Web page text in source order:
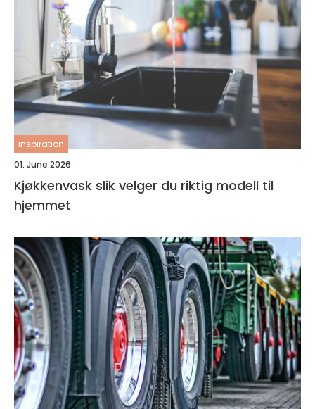
inspiration
01. June 2026
Kjøkkenvask slik velger du riktig modell til
hjemmet